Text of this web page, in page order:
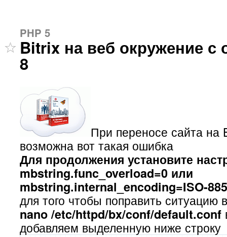
PHP 5
Bitrix на веб окружение с
8
При переносе сайта на
возможна вот такая ошибка
Для продолжения установите
mbstring.func_overload=0 или
mbstring.internal_encoding=ISO-
для того чтобы поправить ситуацию
nano /etc/httpd/bx/conf/default.conf
добавляем выделенную ниже строку